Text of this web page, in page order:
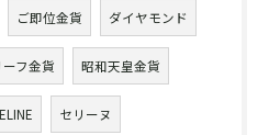
ご即位金貨 ダイヤモンド
フ金貨 昭和天皇金貨
セリーヌ